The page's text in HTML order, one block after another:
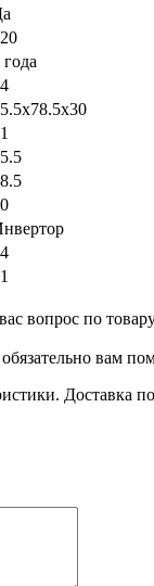
года
вопрос по
вам
Доставка